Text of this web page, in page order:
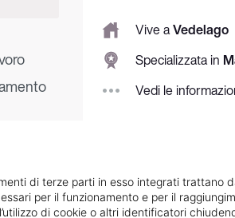
Vive aVedelago
Specializzata in
Vedi le
di terze parti in esso integrati trattano
per il funzionamento e per il
di cookie o altri identificatori